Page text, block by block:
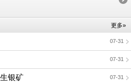
更多»
07-31
07-31
07-31
银矿